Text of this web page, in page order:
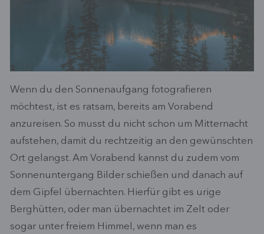
Wenn du den Sonnenaufgang fotografieren
möchtest, ist es ratsam, bereits am Vorabend
anzureisen. So musst du nicht schon um Mitternacht
aufstehen, damit du rechtzeitig an den gewünschten
Ort gelangst. Am Vorabend kannst du zudem vom
Sonnenuntergang Bilder schießen und danach auf
dem Gipfel übernachten. Hierfür gibt es urige
Berghütten, oder man übernachtet im Zelt oder
sogar unter freiem Himmel, wenn man es